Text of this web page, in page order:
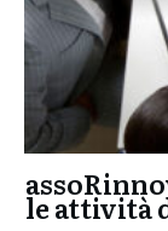
le attività